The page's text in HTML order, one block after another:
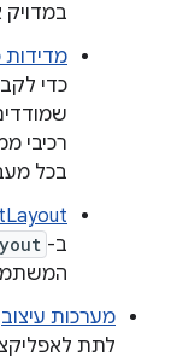
מדידות
כדי
רכיבי
בכל
ב-
מערכות עיצוב
לתת